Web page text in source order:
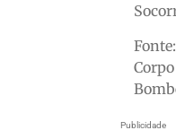
Publicidade
Fonte: